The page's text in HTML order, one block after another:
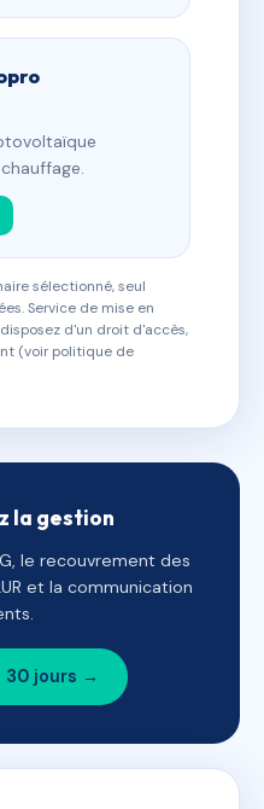
sélectionné, seul
Service de mise en
d'un droit d'accès,
(voir politique de
la gestion
le recouvrement des
et la communication
30 jours →